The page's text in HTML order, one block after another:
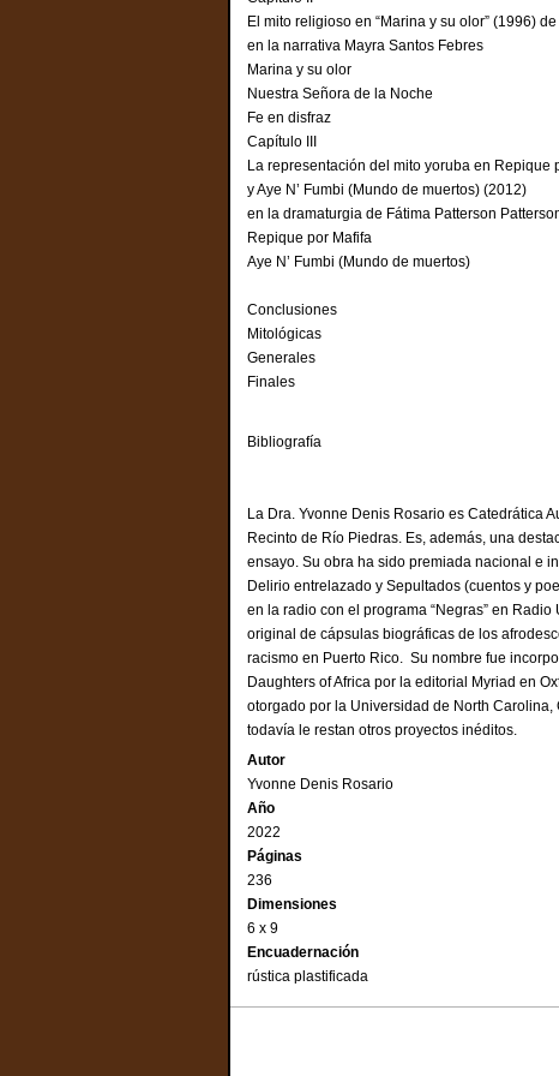
El mito religioso en “Marina y su olor” (1996)
en la narrativa Mayra Santos Febres
Marina y su
Nuestra Señora de la Noche
Fe en disfraz
Capítulo III
La representación del mito yoruba en Repique
y Aye N’ Fumbi (Mundo de muertos) (2012)
en la dramaturgia de Fátima Patterson
Repique por Mafifa
Aye N’ Fumbi (Mundo de muertos)
Conclusiones
Mitológicas
Generales
Finales
Bibliografía
La Dra. Yvonne Denis Rosario es Catedrática
Recinto de Río Piedras. Es, además, una
ensayo. Su obra ha sido premiada nacional e
Delirio entrelazado y Sepultados (cuentos y
en la radio con el programa “Negras” en
original de cápsulas biográficas de los
racismo en Puerto Rico. Su nombre fue
Daughters of Africa por la editorial Myriad en
otorgado por la Universidad de North
todavía le restan otros proyectos inéditos.
Autor
Yvonne Denis Rosario
Año
2022
Páginas
236
Dimensiones
6 x 9
Encuadernación
rústica plastificada